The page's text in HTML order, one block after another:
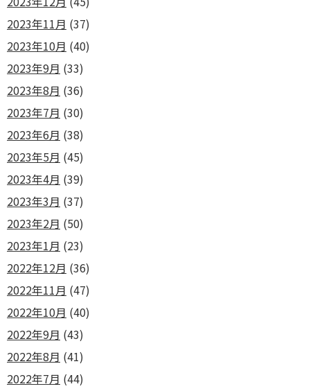
2023年11月 (37)
2023年10月 (40)
2023年9月 (33)
2023年8月 (36)
2023年7月 (30)
2023年6月 (38)
2023年5月 (45)
2023年4月 (39)
2023年3月 (37)
2023年2月 (50)
2023年1月 (23)
2022年12月 (36)
2022年11月 (47)
2022年10月 (40)
2022年9月 (43)
2022年8月 (41)
2022年7月 (44)